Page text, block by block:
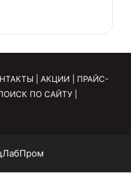
АКЦИИ
ПРАЙС-
ПО САЙТУ